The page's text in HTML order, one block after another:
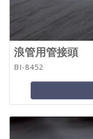
浪管用管接頭
BI-8452